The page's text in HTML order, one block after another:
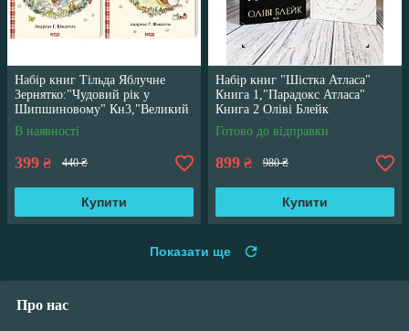
Набір книг Тільда Яблучне
Зернятко:"Чудовий рік у
Шипшиновому" Кн3,"Великий
переполох" Кн 4
В наявності
399 ₴ 440 ₴
Купити
Набір книг "Шістка Атласа"
Книга 1,"Парадокс Атласа"
Книга 2 Оліві Блейк
Готово до відправки
899 ₴ 980 ₴
Купити
Показати ще
Про нас